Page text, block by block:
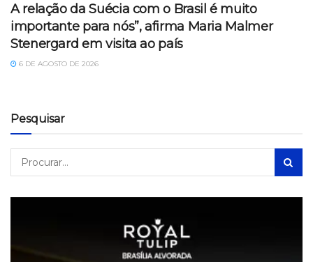
A relação da Suécia com o Brasil é muito
importante para nós”, afirma Maria Malmer
Stenergard em visita ao país
6 DE AGOSTO DE 2026
Pesquisar